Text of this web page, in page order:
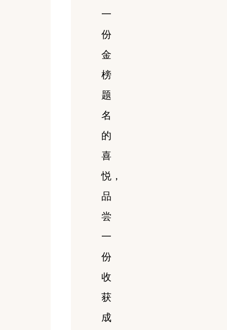
一
份
金
榜
题
名
的
喜
悦，
品
尝
一
份
收
获
成